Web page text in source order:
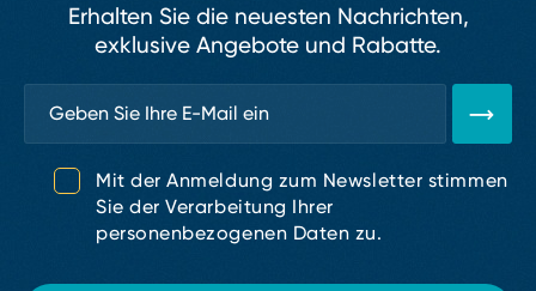
Erhalten Sie die neuesten Nachrichten,
exklusive Angebote und Rabatte.
Mit der Anmeldung zum Newsletter stimmen
Sie der Verarbeitung Ihrer
personenbezogenen Daten zu.